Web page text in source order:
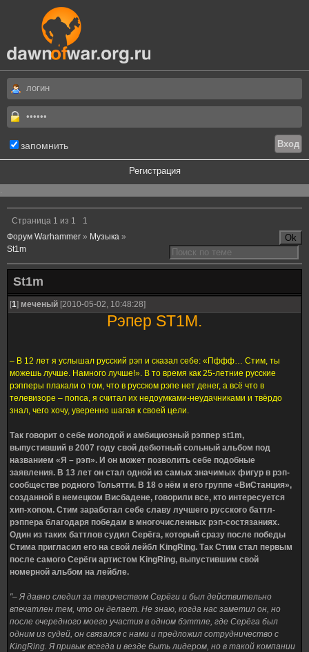
запомнить
Регистрация
.
Страница 1 из 1
1
Форум Warhammer » Музыка »
St1m
St1m
[1] меченый [2010-05-02, 10:48:28]
Рэпер ST1M.
– В 12 лет я услышал русский рэп и сказал себе: «Пффф… Стим, ты
можешь лучше. Намного лучше!». В то время как 25-летние русские
рэпперы плакали о том, что в русском рэпе нет денег, а всё что в
телевизоре – попса, я считал их недоумками-неудачниками и твёрдо
знал, чего хочу, уверенно шагая к своей цели.
Так говорит о себе молодой и амбициозный рэппер st1m,
выпустивший в 2007 году свой дебютный сольный альбом под
названием «Я – рэп». И он может позволить себе подобные
заявления. В 13 лет он стал одной из самых значимых фигур в рэп-
сообществе родного Тольятти. В 18 о нём и его группе «ВиСтанция»,
созданной в немецком Висбадене, говорили все, кто интересуется
хип-хопом. Стим заработал себе славу лучшего русского баттл-
рэппера благодаря победам в многочисленных рэп-состязаниях.
Один из таких баттлов судил Серёга, который сразу после победы
Стима пригласил его на свой лейбл KingRing. Так Стим стал первым
после самого Серёги артистом KingRing, выпустившим свой
номерной альбом на лейбле.
"– Я давно следил за творчеством Серёги и был действительно
впечатлен тем, что он делает. Не знаю, когда нас заметил он, но
после очередного моего участия в одном бэттле, где Серёга был
одним из судей, он связался с нами и предложил сотрудничество с
KingRing. Я привык всегда и везде быть лидером, но в такой компании